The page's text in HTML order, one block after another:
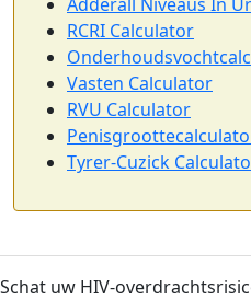
RCRI Calculator
Vasten Calculator
RVU Calculator
Tyrer-Cuzick
Schat uw HIV-